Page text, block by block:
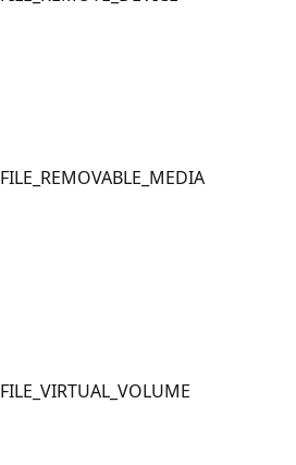
FILE_REMOVABLE_MEDIA
FILE_VIRTUAL_VOLUME